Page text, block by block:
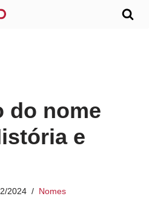
do nome
e
2024 Nomes